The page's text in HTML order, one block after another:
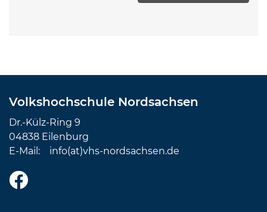
Volkshochschule Nordsachsen
Dr.-Külz-Ring 9
04838 Eilenburg
E-Mail: info(at)vhs-nordsachsen.de